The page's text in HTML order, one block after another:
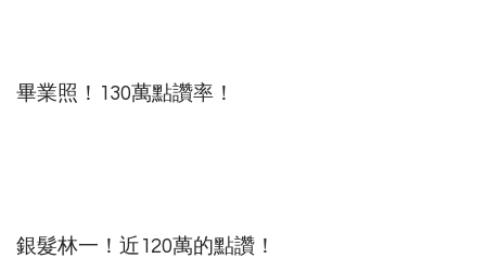
畢業照！130萬點讚率！
銀髮林一！近120萬的點讚！